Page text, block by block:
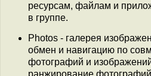
ресурсам, файлам и
в группе.
Photos - галерея
обмен и навигацию по
фотографий и
ранжирование